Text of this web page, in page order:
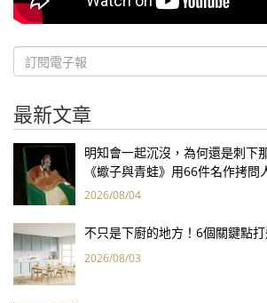
最新文章
明知會一起沉沒，為何還是刺下
《蠍子與青蛙》用66件名作拷問
2026/08/04
不只是下廚的地方！6個關鍵點
2026/08/03